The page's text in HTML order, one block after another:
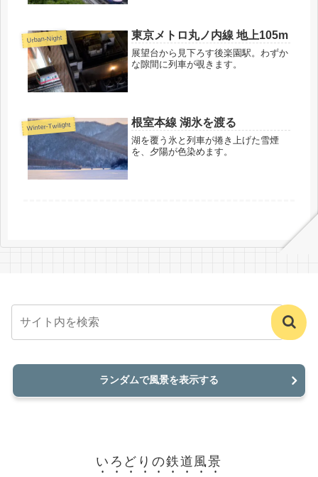
Urban-Night 東京メトロ丸ノ内線 地上105m
展望台から見下ろす後楽園駅。わずか
な隙間に列車が覗きます。
Winter-Twilight 根室本線 湖氷を渡る
湖を覆う氷と列車が捲き上げた雪煙
を、夕陽が色染めます。
ランダムで風景を表示する
いろどりの鉄道風景